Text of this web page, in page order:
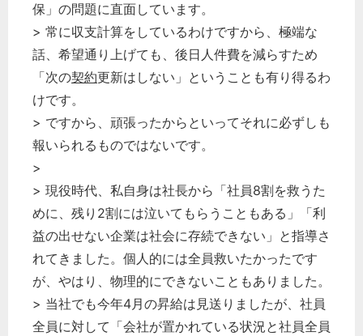
保」の問題に直面しています。
> 常に収支計算をしているわけですから、極端な
話、希望通り上げても、後日人件費を減らすため
「次の契約更新はしない」ということも有り得るわ
けです。
> ですから、頑張ったからといってそれに必ずしも
報いられるものではないです。
>
> 現役時代、私自身は社長から「社員8割を救うた
めに、残り2割には泣いてもらうこともある」「利
益の出せない企業は社会に存続できない」と指導さ
れてきました。個人的には全員救いたかったです
が、やはり、物理的にできないこともありました。
> 当社でも今年4月の昇給は見送りましたが、社員
全員に対して「会社が置かれている状況と社員全員